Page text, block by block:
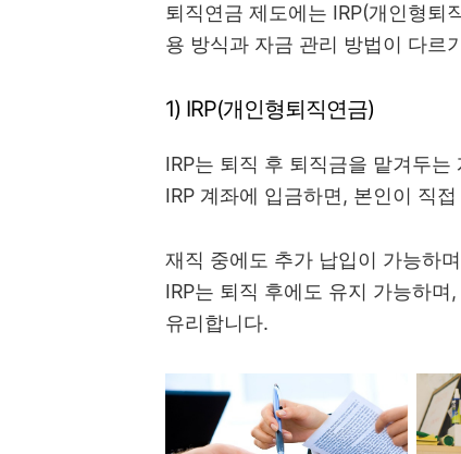
퇴직연금 제도에는 IRP(개인형퇴
용 방식과 자금 관리 방법이 다르
1) IRP(개인형퇴직연금)
IRP는 퇴직 후 퇴직금을 맡겨두
IRP 계좌에 입금하면, 본인이 직
재직 중에도 추가 납입이 가능하
IRP는 퇴직 후에도 유지 가능하
유리합니다.